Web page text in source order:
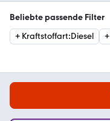
Beliebte passende Filter
+ Kraftstoffart:Diesel +